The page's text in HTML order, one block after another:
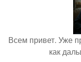
Всем привет. Уже
как